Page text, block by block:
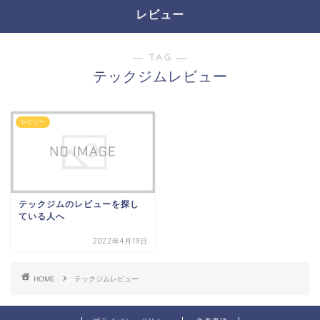
レビュー
― TAG ―
テックジムレビュー
レビュー
テックジムのレビューを探し
ている人へ
2022年4月19日
HOME テックジムレビュー